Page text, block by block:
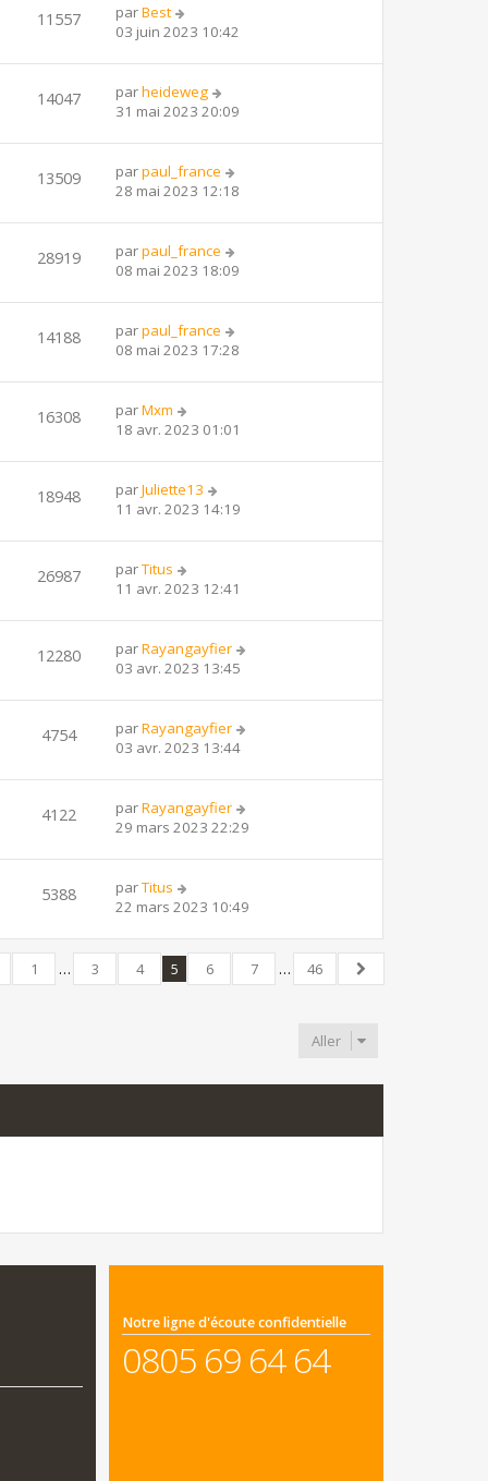
11557 parBest
03 juin 2023 10:42
14047 parheideweg
31 mai 2023 20:09
13509 parpaul_france
28 mai 2023 12:18
28919 parpaul_france
08 mai 2023 18:09
14188 parpaul_france
08 mai 2023 17:28
16308 parMxm
18 avr. 2023 01:01
18948 parJuliette13
11 avr. 2023 14:19
26987 parTitus
11 avr. 2023 12:41
12280 parRayangayfier
03 avr. 2023 13:45
4754 parRayangayfier
03 avr. 2023 13:44
4122 parRayangayfier
29 mars 2023 22:29
5388 parTitus
22 mars 2023 10:49
46
1 … 3 4 5 6 7 …
46
Suivant
Aller
Notre ligne d'écoute confidentielle
0805 69 64 64